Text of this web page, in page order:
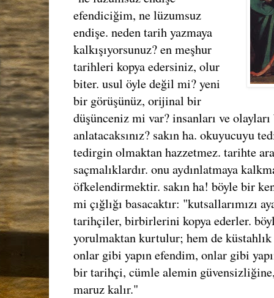
efendiciğim, ne lüzumsuz
endişe. neden tarih yazmaya
kalkışıyorsunuz? en meşhur
tarihleri kopya edersiniz, olur
biter. usul öyle değil mi? yeni
bir görüşünüz, orijinal bir
düşünceniz mi var? insanları ve
anlatacaksınız? sakın ha. okuyucuyu
tedirgin olmaktan hazzetmez. tarihte
saçmalıklardır. onu aydınlatmaya
öfkelendirmektir. sakın ha! böyle bir
mi çığlığı basacaktır: "kutsallarımızı
tarihçiler, birbirlerini kopya ederler.
yorulmaktan kurtulur; hem de
onlar gibi yapın efendim, onlar gibi
bir tarihçi, cümle alemin
maruz kalır."